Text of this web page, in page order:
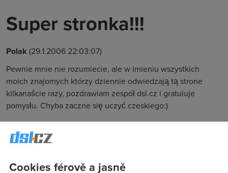
Super stronka!!!
Polak (29.1.2006 22:03:07)
Pewnie mnie nie rozumiecie, ale w imieniu wszystkich
moich znajomych którzy dziennie odwiedzają tą strone
kilkanaście razy, pozdrawiam zespół dsl.cz i gratuluje
pomysłu. Chyba zaczne się uczyć czeskiego:)
(29.1.2006 22:05:29)
cože? anglicky wtf? :D
Cookies férově a jasně